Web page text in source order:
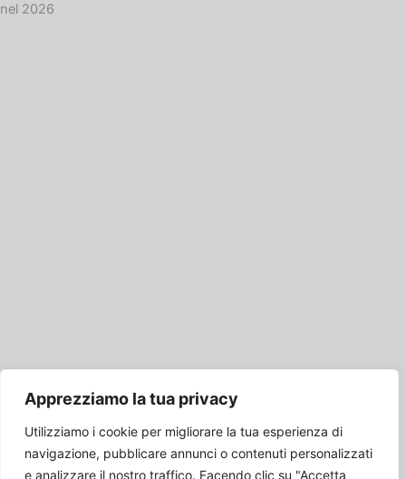
Apprezziamo la tua privacy
Utilizziamo i cookie per migliorare la tua esperienza di
navigazione, pubblicare annunci o contenuti personalizzati
e analizzare il nostro traffico. Facendo clic su "Accetta
nel 2026